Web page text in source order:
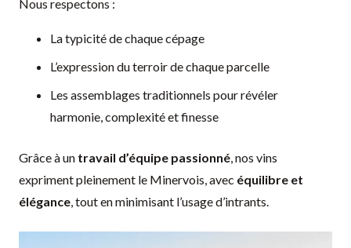
Nous respectons :
La typicité de chaque cépage
L’expression du terroir de chaque parcelle
Les assemblages traditionnels pour révéler
harmonie, complexité et finesse
Grâce à un travail d’équipe passionné , nos vins
expriment pleinement le Minervois, avec équilibre et
élégance , tout en minimisant l’usage d’intrants.